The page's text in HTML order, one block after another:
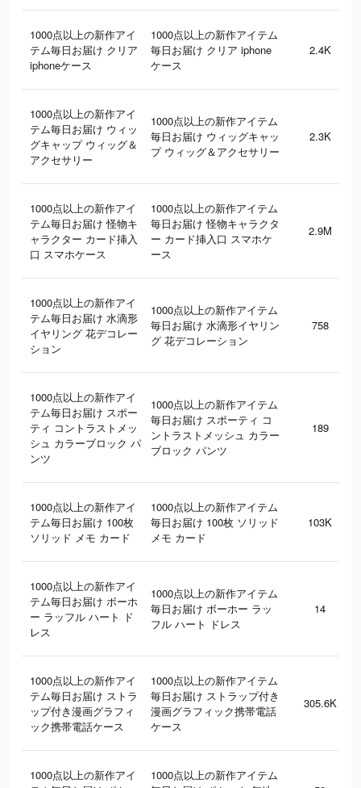
1000点以上の新作アイ
テム毎日お届け クリア
iphoneケース
1000点以上の新作アイテム
毎日お届け クリア iphone
ケース
2.4K
1000点以上の新作アイ
テム毎日お届け ウィッ
グキャップ ウィッグ＆
アクセサリー
1000点以上の新作アイテム
毎日お届け ウィッグキャッ
プ ウィッグ＆アクセサリー
2.3K
1000点以上の新作アイ
テム毎日お届け 怪物キ
ャラクター カード挿入
口 スマホケース
1000点以上の新作アイテム
毎日お届け 怪物キャラクタ
ー カード挿入口 スマホケ
ース
2.9M
1000点以上の新作アイ
テム毎日お届け 水滴形
イヤリング 花デコレー
ション
1000点以上の新作アイテム
毎日お届け 水滴形イヤリン
グ 花デコレーション
758
1000点以上の新作アイ
テム毎日お届け スポー
ティ コントラストメッ
シュ カラーブロック パ
ンツ
1000点以上の新作アイテム
毎日お届け スポーティ コ
ントラストメッシュ カラー
ブロック パンツ
189
1000点以上の新作アイ
テム毎日お届け 100枚
ソリッド メモ カード
1000点以上の新作アイテム
毎日お届け 100枚 ソリッド
メモ カード
103K
1000点以上の新作アイ
テム毎日お届け ボーホ
ー ラッフル ハート ド
レス
1000点以上の新作アイテム
毎日お届け ボーホー ラッ
フル ハート ドレス
14
1000点以上の新作アイ
テム毎日お届け ストラ
ップ付き漫画グラフィ
ック携帯電話ケース
1000点以上の新作アイテム
毎日お届け ストラップ付き
漫画グラフィック携帯電話
ケース
305.6K
1000点以上の新作アイ
1000点以上の新作アイテム